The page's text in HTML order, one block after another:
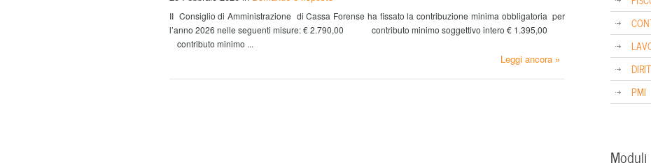
II Consiglio di Amministrazione di Cassa Forense ha fissato la contribuzione minima obbligatoria per
l’anno 2026 nelle seguenti misure: € 2.790,00 contributo minimo soggettivo intero € 1.395,00
contributo minimo ...
Leggi ancora »
PMI
Moduli